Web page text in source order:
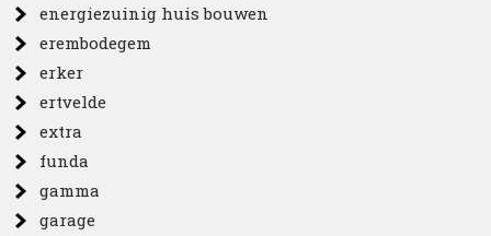
energiezuinig huis bouwen
erembodegem
erker
ertvelde
extra
funda
gamma
garage